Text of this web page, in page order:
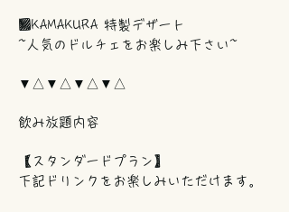
■KAMAKURA 特製デザート
~人気のドルチェをお楽しみ下さい~
▼△▼△▼△▼△
飲み放題内容
【スタンダードプラン】
下記ドリンクをお楽しみいただけます。